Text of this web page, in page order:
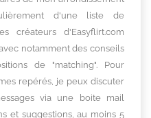
d'une liste de
créateurs d'Easyflirt.com
notamment des conseils
de "matching". Pour
repérés, je peux discuter
via une boite mail
et suggestions, au moins 5